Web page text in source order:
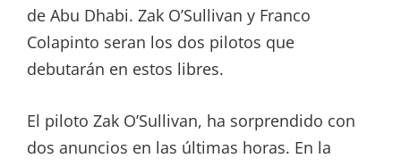
de Abu Dhabi. Zak O’Sullivan y Franco
Colapinto seran los dos pilotos que
debutarán en estos libres.
El piloto Zak O’Sullivan, ha sorprendido con
dos anuncios en las últimas horas. En la